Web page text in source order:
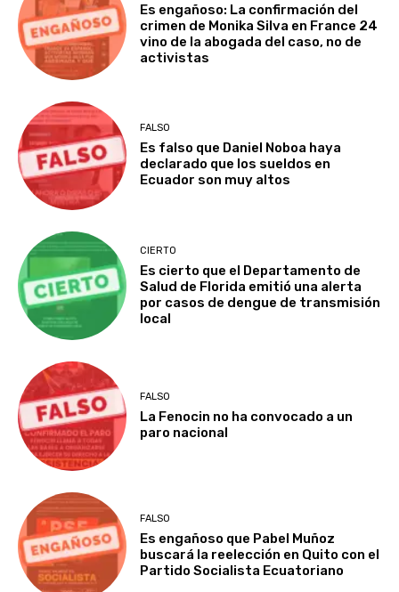
Es engañoso: La confirmación del
crimen de Monika Silva en France 24
vino de la abogada del caso, no de
activistas
FALSO
Es falso que Daniel Noboa haya
declarado que los sueldos en
Ecuador son muy altos
CIERTO
Es cierto que el Departamento de
Salud de Florida emitió una alerta
por casos de dengue de transmisión
local
FALSO
La Fenocin no ha convocado a un
paro nacional
FALSO
Es engañoso que Pabel Muñoz
buscará la reelección en Quito con el
Partido Socialista Ecuatoriano